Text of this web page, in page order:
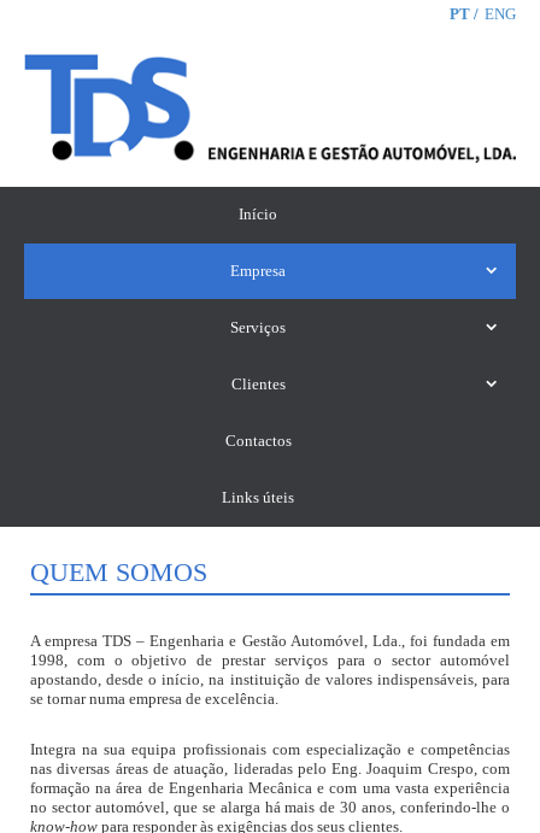
PT ENG
Início
Empresa
Serviços
Clientes
Contactos
Links úteis
QUEM SOMOS
A empresa TDS – Engenharia e Gestão Automóvel, Lda., foi fundada em
1998, com o objetivo de prestar serviços para o sector automóvel
apostando, desde o início, na instituição de valores indispensáveis, para
se tornar numa empresa de excelência.
Integra na sua equipa profissionais com especialização e competências
nas diversas áreas de atuação, lideradas pelo Eng. Joaquim Crespo, com
formação na área de Engenharia Mecânica e com uma vasta experiência
no sector automóvel, que se alarga há mais de 30 anos, conferindo-lhe o
know-how para responder às exigências dos seus clientes.